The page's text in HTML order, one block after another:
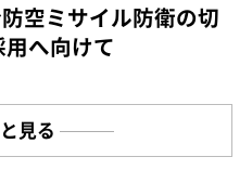
空ミサイル防衛の切
へ向けて
見る